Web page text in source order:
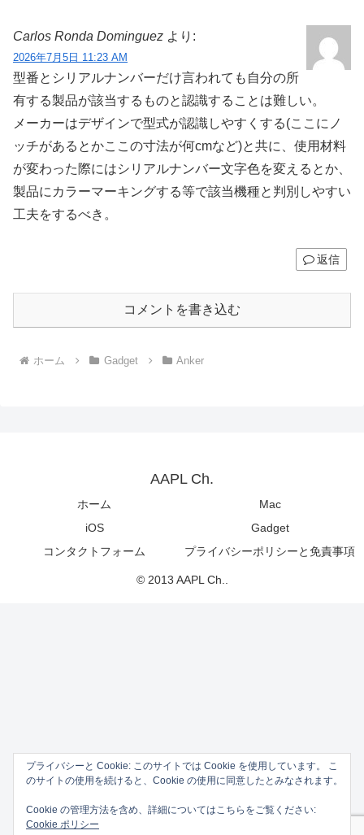
Carlos Ronda Dominguez より:
2026年7月5日 11:23 AM
型番とシリアルナンバーだけ言われても自分の所
有する製品が該当するものと認識することは難しい。
メーカーはデザインで型式が認識しやすくする(ここにノ
ッチがあるとかここの寸法が何cmなど)と共に、使用材料
が変わった際にはシリアルナンバー文字色を変えるとか、
製品にカラーマーキングする等で該当機種と判別しやすい
工夫をするべき。
返信
コメントを書き込む
ホーム Gadget Anker
AAPL Ch.
ホーム
Mac
iOS
Gadget
コンタクトフォーム
プライバシーポリシーと免責事項
© 2013 AAPL Ch..
プライバシーと Cookie: このサイトでは Cookie を使用しています。 こ
のサイトの使用を続けると、Cookie の使用に同意したとみなされます。
Cookie の管理方法を含め、詳細についてはこちらをご覧ください:
Cookie ポリシー